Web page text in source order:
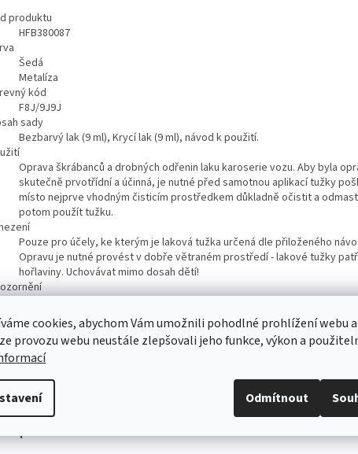
cookies, abychom Vám umožnili pohodlné prohlížení webu
provozu webu neustále zlepšovali jeho funkce, výkon a
Odmítnout
produktu
HFB380087
Šedá
Metalíza
kód
F8J/9J9J
sady
Bezbarvý lak (9 ml), Krycí lak (9 ml), návod k použití.
Oprava škrábanců a drobných odřenin laku karoserie vozu. Aby byla
skutečně prvotřídní a účinná, je nutné před samotnou aplikací tužky
místo nejprve vhodným čisticím prostředkem důkladně očistit a
potom použít tužku.
Pouze pro účely, ke kterým je laková tužka určená dle přiloženého
Opravu je nutné provést v dobře větraném prostředí - lakové tužky
hořlaviny. Uchovávat mimo dosah dětí!
bezpečnostních směrnic doručovat prostřednictvím České pošty.
doručit buď prostřednictvím kurýrních služeb nebo jej lze vyzvednout u
autorizovaného partnera Škoda E-shopu.
Hořlavá látka!
upozornění: